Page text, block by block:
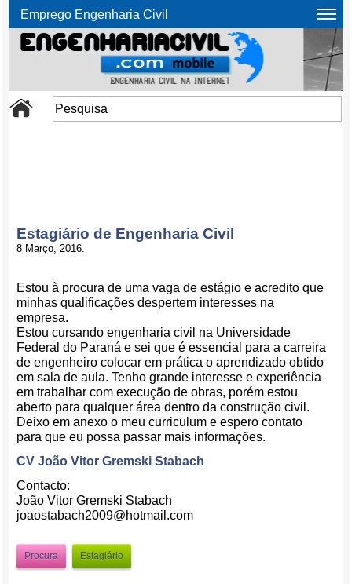
Emprego Engenharia Civil
Estagiário de Engenharia Civil
8 Março, 2016.
Estou à procura de uma vaga de estágio e acredito que
minhas qualificações despertem interesses na
empresa.
Estou cursando engenharia civil na Universidade
Federal do Paraná e sei que é essencial para a carreira
de engenheiro colocar em prática o aprendizado obtido
em sala de aula. Tenho grande interesse e experiência
em trabalhar com execução de obras, porém estou
aberto para qualquer área dentro da construção civil.
Deixo em anexo o meu curriculum e espero contato
para que eu possa passar mais informações.
CV João Vitor Gremski Stabach
Contacto:
João Vitor Gremski Stabach
joaostabach2009@hotmail.com
Procura Estagiário